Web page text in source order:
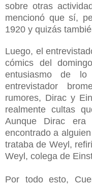
sobre otras
mencionó que sí,
1920 y quizás
Luego, el
cómics del
entusiasmo de
entrevistador
rumores, Dirac y
realmente cultas
Aunque Dirac era
encontrado a
trataba de Weyl,
Weyl, colega de
Por todo esto,